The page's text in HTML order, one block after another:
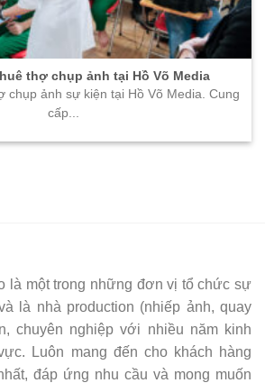
thợ chụp ảnh tại Hồ Võ Media
chụp ảnh sự kiện tại Hồ Võ Media. Cung
cấp...
là một trong những đơn vị tổ chức sự
là nhà production (nhiếp ảnh, quay
chuyên nghiệp với nhiều năm kinh
Luôn mang đến cho khách hàng
đáp ứng nhu cầu và mong muốn